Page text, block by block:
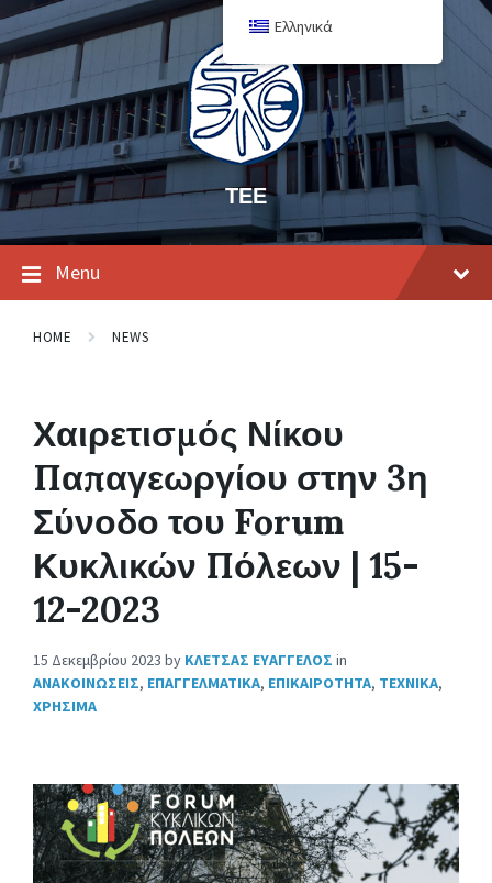
ΤΕΕ
Menu
HOME NEWS
Χαιρετισμός Νίκου
Παπαγεωργίου στην 3η
Σύνοδο του Forum
Κυκλικών Πόλεων | 15-
12-2023
15 Δεκεμβρίου 2023 by ΚΛΕΤΣΑΣ ΕΥΑΓΓΕΛΟΣ in
ΑΝΑΚΟΙΝΩΣΕΙΣ, ΕΠΑΓΓΕΛΜΑΤΙΚΑ, ΕΠΙΚΑΙΡΟΤΗΤΑ, ΤΕΧΝΙΚΑ,
ΧΡΗΣΙΜΑ
Ελληνικά